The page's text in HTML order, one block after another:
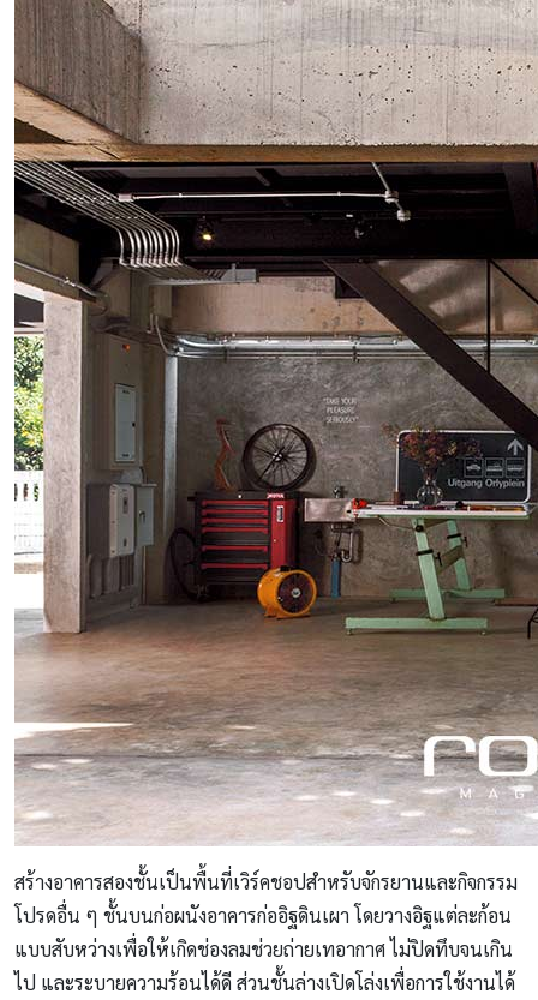
สร้างอาคารสองชั้นเป็นพื้นที่เวิร์คชอปสำหรับจักรยานและกิจกรรม
โปรดอื่น ๆ ชั้นบนก่อผนังอาคารก่ออิฐดินเผา โดยวางอิฐแต่ละก้อน
แบบสับหว่างเพื่อให้เกิดช่องลมช่วยถ่ายเทอากาศ ไม่ปิดทึบจนเกิน
ไป และระบายความร้อนได้ดี ส่วนชั้นล่างเปิดโล่งเพื่อการใช้งานได้